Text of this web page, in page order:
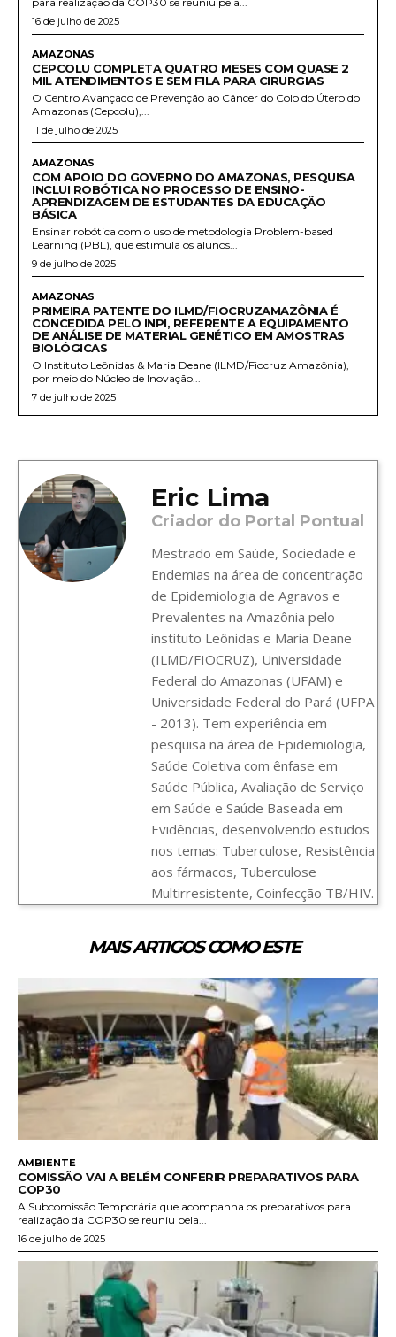
16 de julho de 2025
AMAZONAS
CEPCOLU COMPLETA QUATRO MESES COM QUASE 2
MIL ATENDIMENTOS E SEM FILA PARA CIRURGIAS
O Centro Avançado de Prevenção ao Câncer do Colo do Útero do
Amazonas (Cepcolu),...
11 de julho de 2025
AMAZONAS
COM APOIO DO GOVERNO DO AMAZONAS, PESQUISA
INCLUI ROBÓTICA NO PROCESSO DE ENSINO-
APRENDIZAGEM DE ESTUDANTES DA EDUCAÇÃO
BÁSICA
Ensinar robótica com o uso de metodologia Problem-based
Learning (PBL), que estimula os alunos...
9 de julho de 2025
AMAZONAS
PRIMEIRA PATENTE DO ILMD/FIOCRUZAMAZÔNIA É
CONCEDIDA PELO INPI, REFERENTE A EQUIPAMENTO
DE ANÁLISE DE MATERIAL GENÉTICO EM AMOSTRAS
BIOLÓGICAS
O Instituto Leônidas & Maria Deane (ILMD/Fiocruz Amazônia),
por meio do Núcleo de Inovação...
7 de julho de 2025
Eric Lima
Criador do Portal Pontual
Mestrado em Saúde, Sociedade e
Endemias na área de concentração
de Epidemiologia de Agravos e
Prevalentes na Amazônia pelo
instituto Leônidas e Maria Deane
(ILMD/FIOCRUZ), Universidade
Federal do Amazonas (UFAM) e
Universidade Federal do Pará (UFPA
- 2013). Tem experiência em
pesquisa na área de Epidemiologia,
Saúde Coletiva com ênfase em
Saúde Pública, Avaliação de Serviço
em Saúde e Saúde Baseada em
Evidências, desenvolvendo estudos
nos temas: Tuberculose, Resistência
aos fármacos, Tuberculose
Multirresistente, Coinfecção TB/HIV.
MAIS ARTIGOS COMO ESTE
AMBIENTE
COMISSÃO VAI A BELÉM CONFERIR PREPARATIVOS PARA
COP30
A Subcomissão Temporária que acompanha os preparativos para
realização da COP30 se reuniu pela...
16 de julho de 2025